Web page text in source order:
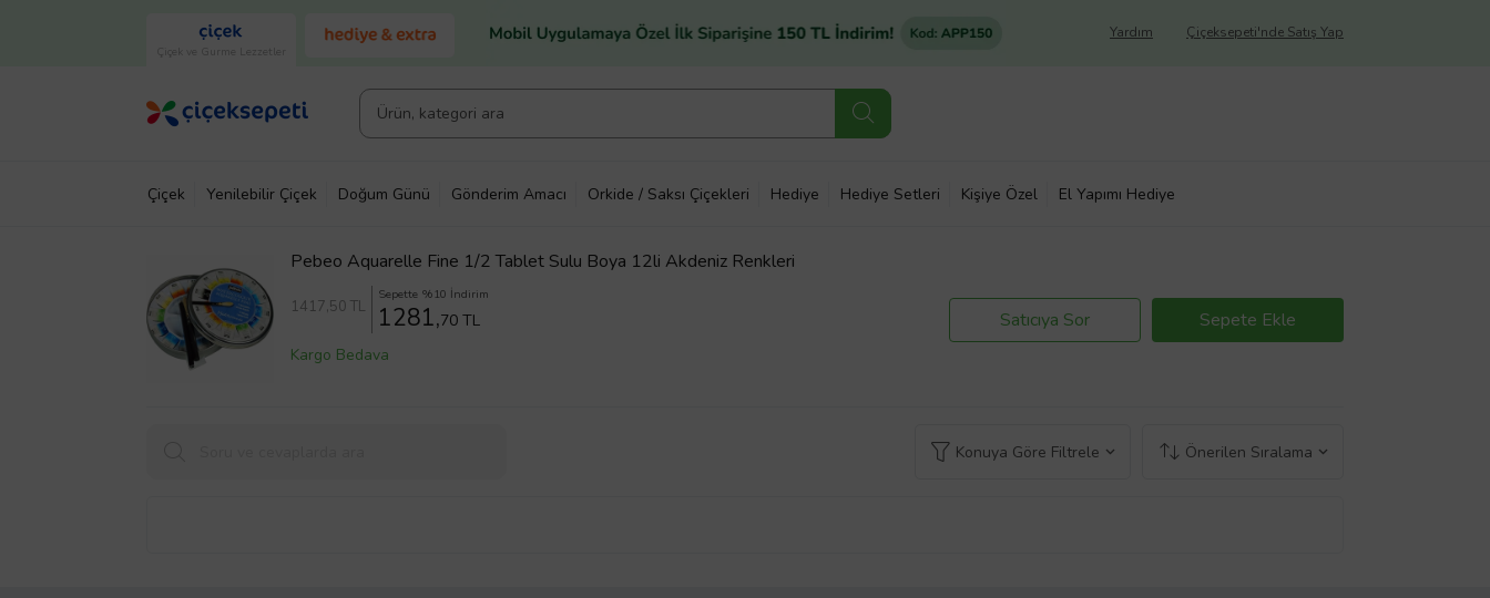
Çiçek ve Gurme Lezzetler
Çiçeksepeti'nde Satış Yap
Yardım
Çiçek Yenilebilir Çiçek Doğum Günü Gönderim Amacı Orkide / Saksı Çiçekleri Hediye Hediye Setleri Kişiye Özel El Yapımı Hediye
Pebeo Aquarelle Fine 1/2 Tablet Sulu Boya 12li Akdeniz Renkleri
1417,50 TL
Sepette %10 İndirim
1281,70 TL
Kargo Bedava
Satıcıya Sor Sepete Ekle
Konuya Göre Filtrele Önerilen Sıralama